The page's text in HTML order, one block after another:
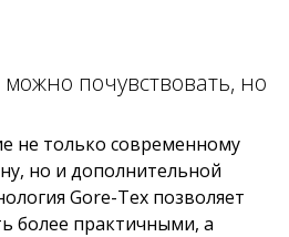
почувствовать, но
не только современному
но и дополнительной
Gore-Tex позволяет
более практичными, а